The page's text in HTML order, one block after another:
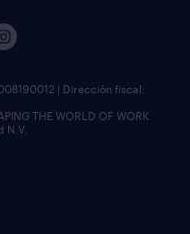
| Dirección fiscal:
THE WORLD OF WORK
N.V.